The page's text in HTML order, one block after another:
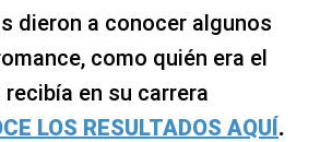
dieron a conocer algunos
como quién era el
en su carrera
LOS RESULTADOS AQUÍ.